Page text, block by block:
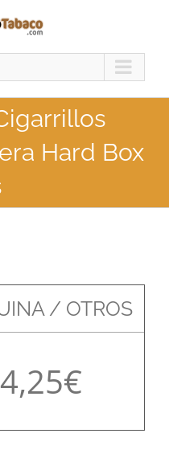
Hard Box
/ OTROS
4,25